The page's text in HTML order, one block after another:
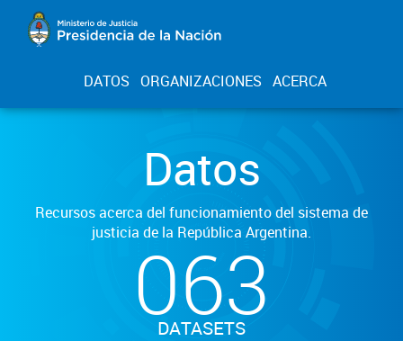
DATOS ORGANIZACIONES ACERCA
Datos
Recursos acerca del funcionamiento del sistema de
justicia de la República Argentina.
063
DATASETS